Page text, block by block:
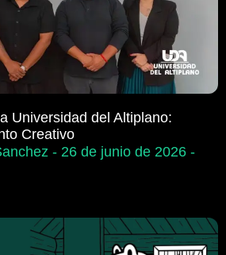
Universidad del Altiplano:
Creativo
26 de junio de 2026